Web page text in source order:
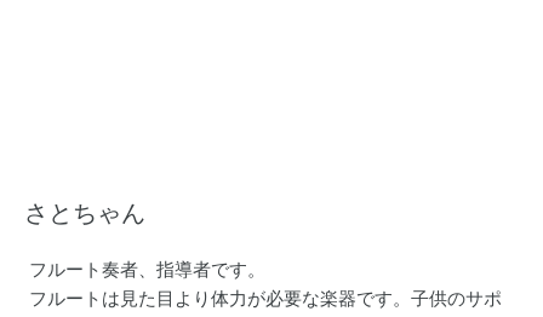
さとちゃん
フルート奏者、指導者です。
フルートは見た目より体力が必要な楽器です。子供のサポ